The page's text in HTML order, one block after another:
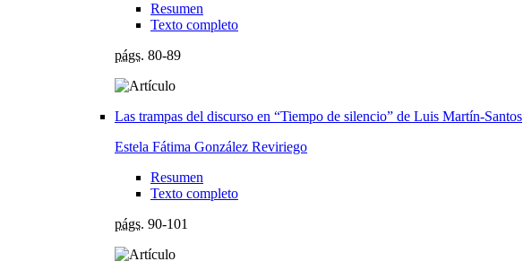
Resumen
Texto completo
págs. 80-89
Las trampas del discurso en “Tiempo de silencio” de Luis Martín-Santos
Estela Fátima González Reviriego
Resumen
Texto completo
págs. 90-101